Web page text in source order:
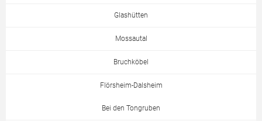
Glashütten
Mossautal
Bruchköbel
Flörsheim-Dalsheim
Bei den Tongruben